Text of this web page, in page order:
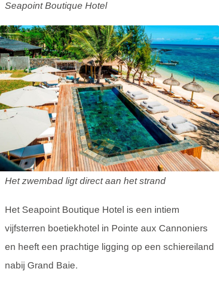
Seapoint Boutique Hotel
Het zwembad ligt direct aan het strand
Het Seapoint Boutique Hotel is een intiem
vijfsterren boetiekhotel in Pointe aux Cannoniers
en heeft een prachtige ligging op een schiereiland
nabij Grand Baie.